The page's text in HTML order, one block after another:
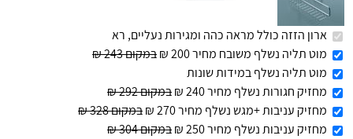
ארון הזזה כולל מראה כהה ומגירות נעליים, רא
מוט תליה נשלף משובח מחיר 200 ₪
במקום 243 ₪
מוט תליה נשלף במידות שונות
מחזיק חגורות נשלף מחיר 240 ₪
במקום 292 ₪
מחזיק עניבות +מגש נשלף מחיר 270 ₪
במקום 328 ₪
מחזיק עניבות נשלף מחיר 250 ₪
במקום 304 ₪